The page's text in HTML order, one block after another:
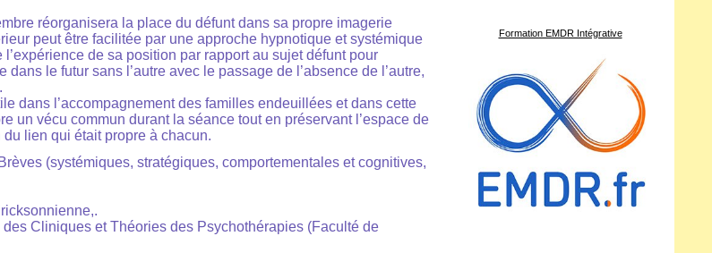
réorganisera la place du défunt dans sa propre imagerie
peut être facilitée par une approche hypnotique et systémique
de sa position par rapport au sujet défunt pour
dans le futur sans l’autre avec le passage de l’absence de l’autre,
dans l’accompagnement des familles endeuillées et dans cette
un vécu commun durant la séance tout en préservant l’espace de
lien qui était propre à chacun.
(systémiques, stratégiques, comportementales et cognitives,
Cliniques et Théories des Psychothérapies (Faculté de
Formation EMDR Intégrative